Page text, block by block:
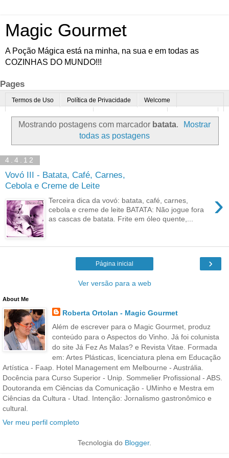
Magic Gourmet
A Poção Mágica está na minha, na sua e em todas as
COZINHAS DO MUNDO!!!
Pages
Termos de Uso Política de Privacidade Welcome
Enoturismo Minha Cozinha Dicas da vovó Mais
Parcerias Contato
Mostrando postagens com marcador batata.
Mostrar
todas as postagens
4.4.12
Vovó III - Batata, Café, Carnes,
Cebola e Creme de Leite
›
Terceira dica da vovó: batata, café, carnes,
cebola e creme de leite BATATA: Não jogue fora
as cascas de batata. Frite em óleo quente,...
›
Página inicial
Ver versão para a web
About Me
Roberta Ortolan - Magic Gourmet
Além de escrever para o Magic Gourmet, produz
conteúdo para o Aspectos do Vinho. Já foi colunista
do site Já Fez As Malas? e Revista Vitae. Formada
em: Artes Plásticas, licenciatura plena em Educação
Artística - Faap. Hotel Management em Melbourne - Austrália.
Docência para Curso Superior - Unip. Sommelier Profissional - ABS.
Doutoranda em Ciências da Comunicação - UMinho e Mestra em
Ciências da Cultura - Utad. Intenção: Jornalismo gastronômico e
cultural.
Ver meu perfil completo
Tecnologia do Blogger.